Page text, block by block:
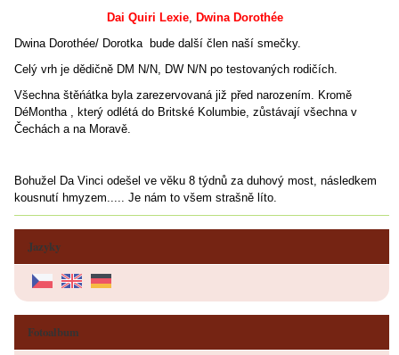
Dai Quiri Lexie, Dwina Dorothée
Dwina Dorothée/ Dorotka bude další člen naší smečky.
Celý vrh je dědičně DM N/N, DW N/N po testovaných rodičích.
Všechna štěńátka byla zarezervovaná již před narozením. Kromě
DéMontha , který odlétá do Britské Kolumbie, zůstávají všechna v
Čechách a na Moravě.
Bohužel Da Vinci odešel ve věku 8 týdnů za duhový most, následkem
kousnutí hmyzem..... Je nám to všem strašně líto.
Jazyky
Fotoalbum